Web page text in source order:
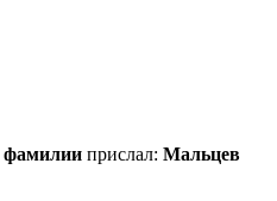
фамилии прислал: Мальцев